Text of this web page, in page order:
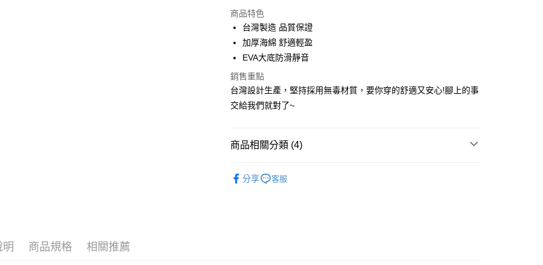
LINE Pay
Apple Pay
悠遊付
相關說明
AFTEE先享後付是「在收到商品之後才付款」的支付方式。 讓您購物簡單
便利好安心！
商品特色
台灣製造 品質保證
加厚海綿 舒適輕盈
EVA大底防滑靜音
銷售重點
台灣設計生產，堅持採用無毒材質，要你穿的舒適又安心!腳上的事
交給我們就對了~
商品相關分類 (4)
分享 客服
明 商品規格 相關推薦